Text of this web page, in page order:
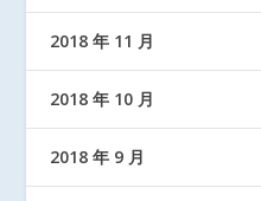
2018 年 11 月
2018 年 10 月
2018 年 9 月